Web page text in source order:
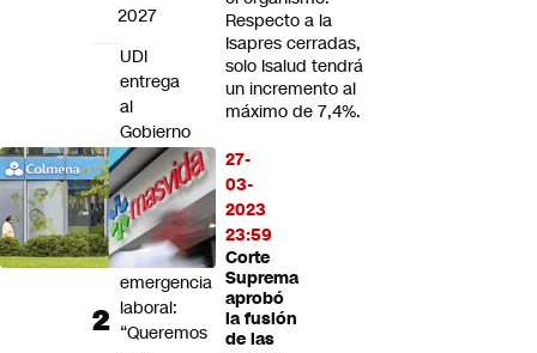
Respecto a la
Isapres cerradas,
solo Isalud tendrá
un incremento al
máximo de 7,4%.
27-
03-
2023
23:59
Corte
Suprema
aprobó
la fusión
de las
2027
UDI
entrega
al
Gobierno
20
propuestas
para
enfrentar
la
emergencia
laboral:
“Queremos